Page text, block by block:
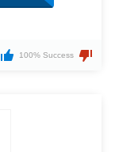
100% Success